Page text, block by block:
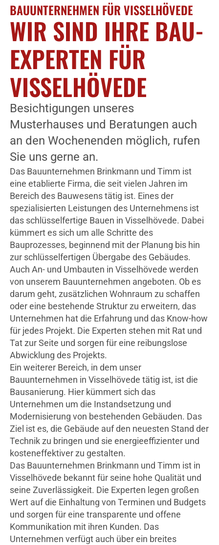
BAUUNTERNEHMEN FÜR VISSELHÖVEDE
WIR SIND IHRE BAU-
EXPERTEN FÜR
VISSELHÖVEDE
Besichtigungen unseres
Musterhauses und Beratungen auch
an den Wochenenden möglich, rufen
Sie uns gerne an.
Das Bauunternehmen Brinkmann und Timm ist
eine etablierte Firma, die seit vielen Jahren im
Bereich des Bauwesens tätig ist. Eines der
spezialisierten Leistungen des Unternehmens ist
das schlüsselfertige Bauen in Visselhövede. Dabei
kümmert es sich um alle Schritte des
Bauprozesses, beginnend mit der Planung bis hin
zur schlüsselfertigen Übergabe des Gebäudes.
Auch An- und Umbauten in Visselhövede werden
von unserem Bauunternehmen angeboten. Ob es
darum geht, zusätzlichen Wohnraum zu schaffen
oder eine bestehende Struktur zu erweitern, das
Unternehmen hat die Erfahrung und das Know-how
für jedes Projekt. Die Experten stehen mit Rat und
Tat zur Seite und sorgen für eine reibungslose
Abwicklung des Projekts.
Ein weiterer Bereich, in dem unser
Bauunternehmen in Visselhövede tätig ist, ist die
Bausanierung. Hier kümmert sich das
Unternehmen um die Instandsetzung und
Modernisierung von bestehenden Gebäuden. Das
Ziel ist es, die Gebäude auf den neuesten Stand der
Technik zu bringen und sie energieeffizienter und
kosteneffektiver zu gestalten.
Das Bauunternehmen Brinkmann und Timm ist in
Visselhövede bekannt für seine hohe Qualität und
seine Zuverlässigkeit. Die Experten legen großen
Wert auf die Einhaltung von Terminen und Budgets
und sorgen für eine transparente und offene
Kommunikation mit ihren Kunden. Das
Unternehmen verfügt auch über ein breites